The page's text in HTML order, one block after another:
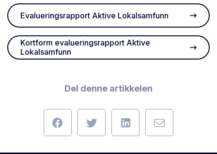
Evalueringsrapport Aktive Lokalsamfunn
Kortform evalueringsrapport Aktive
Lokalsamfunn
Del denne artikkelen